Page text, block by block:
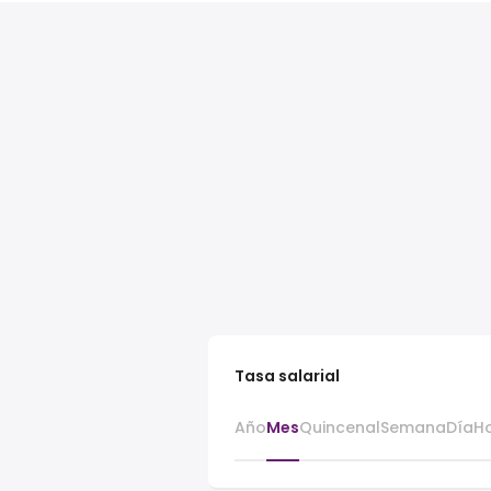
Tasa salarial
AñoMesQuincenalSemanaDía